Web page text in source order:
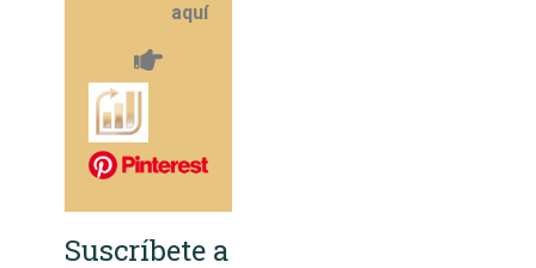
aquí
Suscríbete a